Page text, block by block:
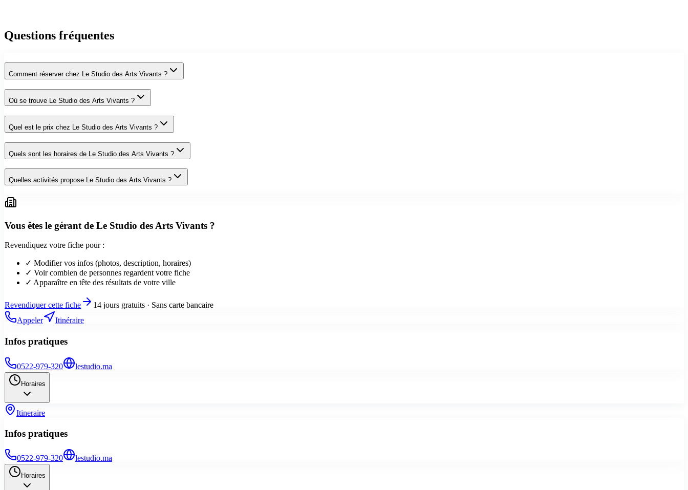
Questions fréquentes
Comment réserver chez Le Studio des Arts Vivants ?
Où se trouve Le Studio des Arts Vivants ?
Quel est le prix chez Le Studio des Arts Vivants ?
Quels sont les horaires de Le Studio des Arts Vivants ?
Quelles activités propose Le Studio des Arts Vivants ?
Vous êtes le gérant de Le Studio des Arts Vivants ?
Revendiquez votre fiche pour :
✓ Modifier vos infos (photos, description, horaires)
✓ Voir combien de personnes regardent votre fiche
✓ Apparaître en tête des résultats de votre ville
Revendiquer cette fiche
14 jours gratuits · Sans carte bancaire
Appeler
Itinéraire
Infos pratiques
0522-979-320 lestudio.ma
Horaires
Itineraire
Infos pratiques
0522-979-320 lestudio.ma
Horaires